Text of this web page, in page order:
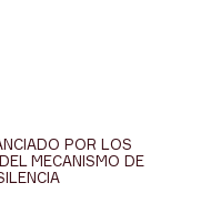
POR LOS
MECANISMO DE